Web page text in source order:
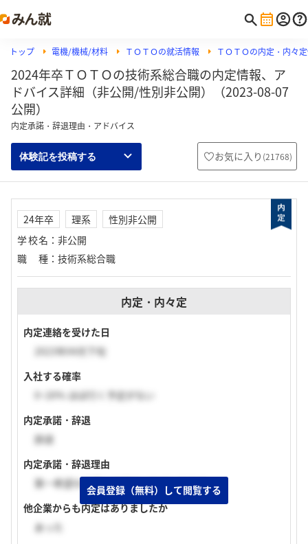
トップ 電機/機械/材料 ＴＯＴＯの就活情報 ＴＯＴＯの内定・内々
2024年卒ＴＯＴＯの技術系総合職の内定情報、ア
ドバイス詳細（非公開/性別非公開）（2023-08-07
公開）
内定承諾・辞退理由・アドバイス
体験記を投稿する お気に入り (21768)
24年卒 理系
性別非公開
学校名 ： 非公開
職種 ： 技術系総合職
内定・内々定
内定連絡を受けた日
2023年04月下旬
入社する確率
0~20% ほぼ行く予定がない
内定承諾・辞退
辞退
内定承諾・辞退理由
第一希望の企業に内定をいただいたため。
他企業からも内定はありましたか
あった
会員登録（無料）して閲覧する